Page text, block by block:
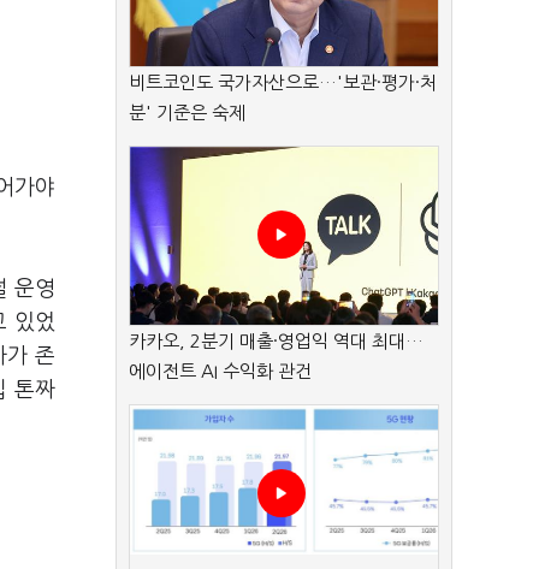
가야
운영
있었
가 존
톤짜
비트코인도 국가자산으로…'보관·평가·처
분' 기준은 숙제
카카오, 2분기 매출·영업익 역대 최대…
에이전트 AI 수익화 관건